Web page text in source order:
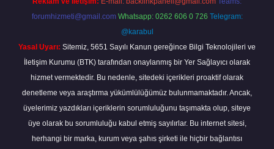
forumhizmeti@gmail.com Whatsapp: 0262 606 0 726 Telegram:
@karabul
Yasal Uyarı: Sitemiz, 5651 Sayılı Kanun gereğince Bilgi Teknolojileri ve
İletişim Kurumu (BTK) tarafından onaylanmış bir Yer Sağlayıcı olarak
hizmet vermektedir. Bu nedenle, sitedeki içerikleri proaktif olarak
denetleme veya araştırma yükümlülüğümüz bulunmamaktadır. Ancak,
üyelerimiz yazdıkları içeriklerin sorumluluğunu taşımakta olup, siteye
üye olarak bu sorumluluğu kabul etmiş sayılırlar. Bu internet sitesi,
herhangi bir marka, kurum veya şahıs şirketi ile hiçbir bağlantısı